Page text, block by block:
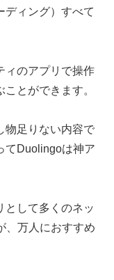
ディング）すべて
ィのアプリで操作
とができます。
物足りない内容で
てDuolingoは神ア
として多くのネッ
、万人におすすめ